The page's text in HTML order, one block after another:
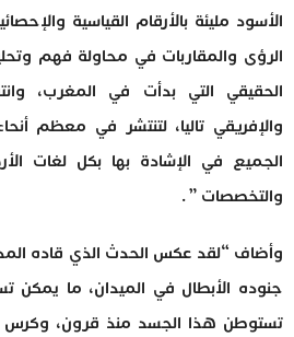
الأسود مليئة بالأرقام القياسية
الرؤى والمقاربات في محاولة فهم
الحقيقي التي بدأت في المغرب،
والإفريقي تاليا، لتنتشر في معظم
الجميع في الإشادة بها بكل لغات
والتخصصات ” .
وأضاف “لقد عكس الحدث الذي قاده
جنوده الأبطال في الميدان، ما يمكن
تستوطن هذا الجسد منذ قرون، وكرس